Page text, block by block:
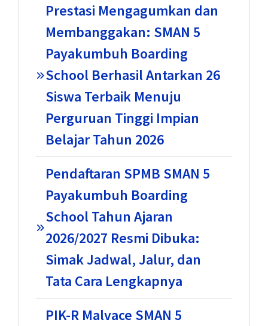
Prestasi Mengagumkan dan
Membanggakan: SMAN 5
Payakumbuh Boarding
School Berhasil Antarkan 26
Siswa Terbaik Menuju
Perguruan Tinggi Impian
Belajar Tahun 2026
Pendaftaran SPMB SMAN 5
Payakumbuh Boarding
School Tahun Ajaran
2026/2027 Resmi Dibuka:
Simak Jadwal, Jalur, dan
Tata Cara Lengkapnya
PIK-R Malvace SMAN 5